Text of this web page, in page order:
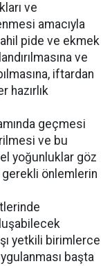
ve
amacıyla
pide ve ekmek
ve
iftardan
hazırlık
geçmesi
ve bu
yoğunluklar göz
önlemlerin
yetkili birimlerce
başta